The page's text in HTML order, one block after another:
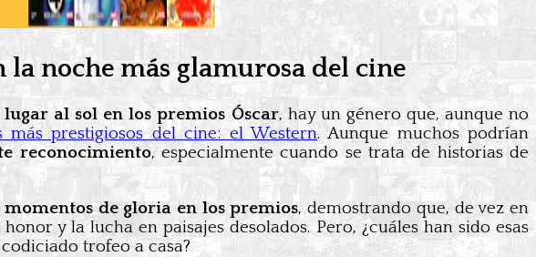
la noche más glamurosa del cine
al sol en los premios Óscar, hay un género que, aunque no
prestigiosos del cine: el Western. Aunque muchos podrían
reconocimiento, especialmente cuando se trata de historias de
de gloria en los premios, demostrando que, de vez en
y la lucha en paisajes desolados. Pero, ¿cuáles han sido esas
trofeo a casa?